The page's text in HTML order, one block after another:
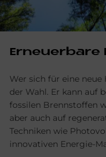
Er­neu­er­ba­re
Wer sich für eine neue
der Wahl. Er kann auf
fossilen Brennstoffen
aber auch auf
Techniken wie
innovativen Energie-